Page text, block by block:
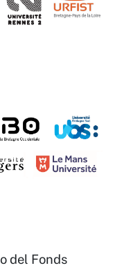
del Fonds